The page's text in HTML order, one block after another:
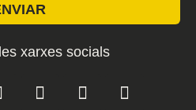
xarxes socials